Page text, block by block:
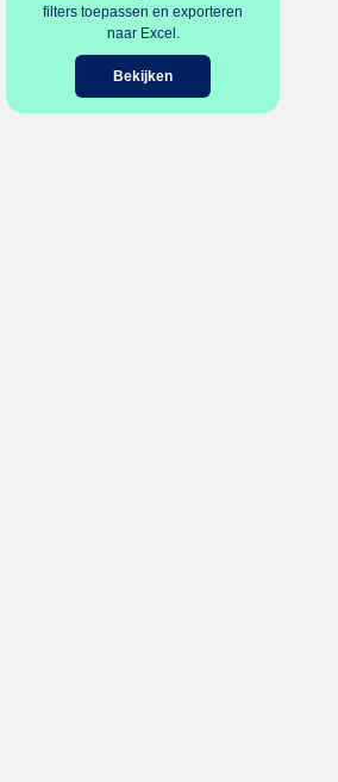
filters toepassen en exporteren
naar Excel.
Bekijken